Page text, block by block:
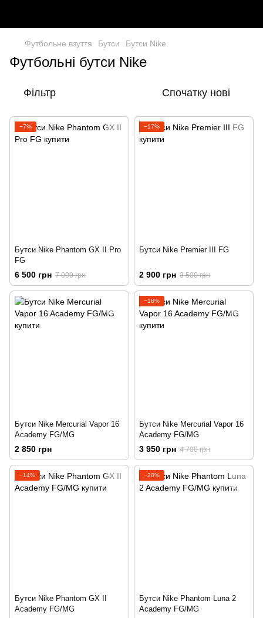
Футбольне взуття Бутси Бутси Nike
Футбольні бутси Nike
Фільтр Спочатку нові
−7%
Бутси Nike Phantom GX II Pro
FG
6 500 грн 7 000 грн
−17%
Бутси Nike Premier III FG
2 900 грн 3 500 грн
Бутси Nike Mercurial Vapor 16
Academy FG/MG
2 850 грн
−16%
Бутси Nike Mercurial Vapor 16
Academy FG/MG
3 950 грн 4 700 грн
−14%
Бутси Nike Phantom GX II
Academy FG/MG
−20%
Бутси Nike Phantom Luna 2
Academy FG/MG